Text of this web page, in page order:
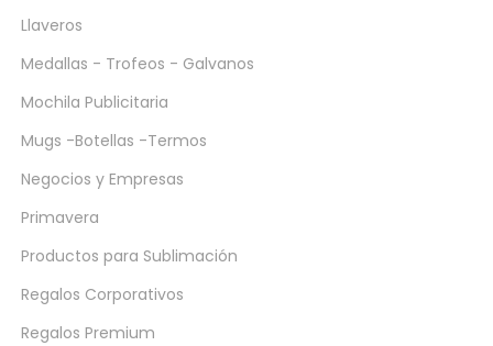
Llaveros
Medallas - Trofeos - Galvanos
Mochila Publicitaria
Mugs -Botellas -Termos
Negocios y Empresas
Primavera
Productos para Sublimación
Regalos Corporativos
Regalos Premium